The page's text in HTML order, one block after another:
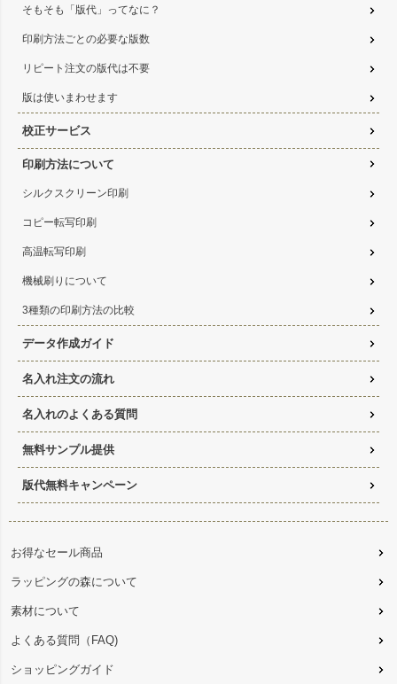
そもそも「版代」ってなに？
印刷方法ごとの必要な版数
リピート注文の版代は不要
版は使いまわせます
校正サービス
印刷方法について
シルクスクリーン印刷
コピー転写印刷
高温転写印刷
機械刷りについて
3種類の印刷方法の比較
データ作成ガイド
名入れ注文の流れ
名入れのよくある質問
無料サンプル提供
版代無料キャンペーン
お得なセール商品
ラッピングの森について
素材について
よくある質問（FAQ)
ショッピングガイド